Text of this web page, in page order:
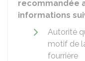
recommandée
informations
Autorité
motif de
fourrière